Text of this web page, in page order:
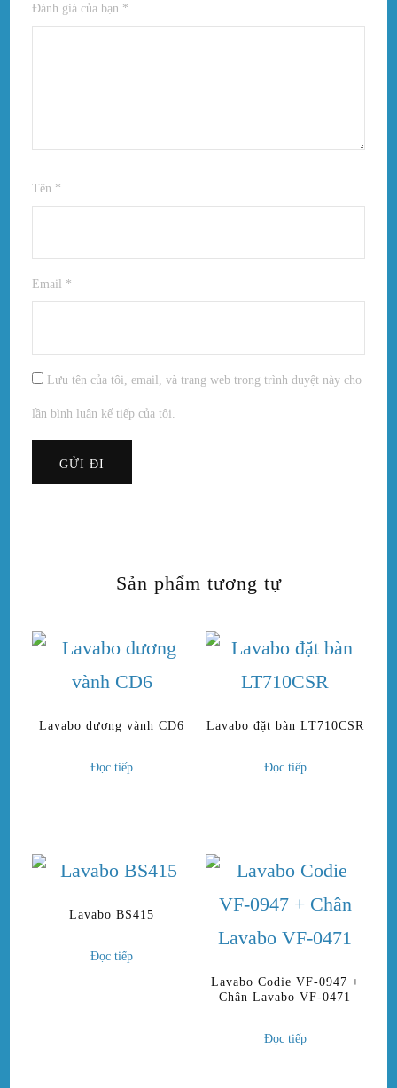
Đánh giá của bạn *
Tên *
Email *
Lưu tên của tôi, email, và trang web trong trình duyệt này cho
lần bình luận kế tiếp của tôi.
Sản phẩm tương tự
Lavabo dương vành CD6
Đọc tiếp
Lavabo đặt bàn LT710CSR
Đọc tiếp
Lavabo BS415
Đọc tiếp
Lavabo Codie VF-0947 +
Chân Lavabo VF-0471
Đọc tiếp